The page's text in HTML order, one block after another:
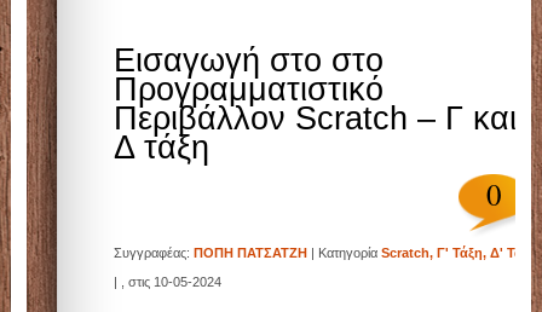
Εισαγωγή στο στο
Προγραμματιστικό
Περιβάλλον Scratch – Γ και
Δ τάξη
0
Συγγραφέας:ΠΟΠΗ ΠΑΤΣΑΤΖΗ | ΚατηγορίαScratch,Γ' Τάξη,Δ' Τάξη
| , στις 10-05-2024